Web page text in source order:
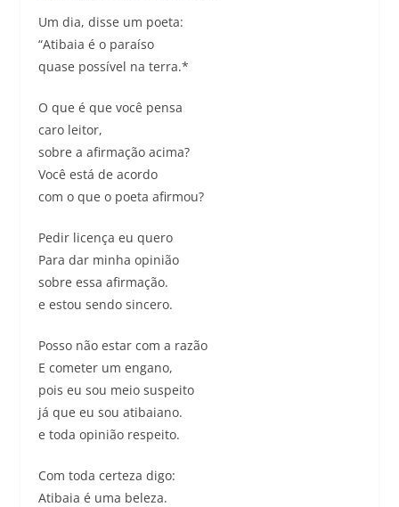
Um dia, disse um poeta:
“Atibaia é o paraíso
quase possível na terra.*
O que é que você pensa
caro leitor,
sobre a afirmação acima?
Você está de acordo
com o que o poeta afirmou?
Pedir licença eu quero
Para dar minha opinião
sobre essa afirmação.
e estou sendo sincero.
Posso não estar com a razão
E cometer um engano,
pois eu sou meio suspeito
já que eu sou atibaiano.
e toda opinião respeito.
Com toda certeza digo:
Atibaia é uma beleza.